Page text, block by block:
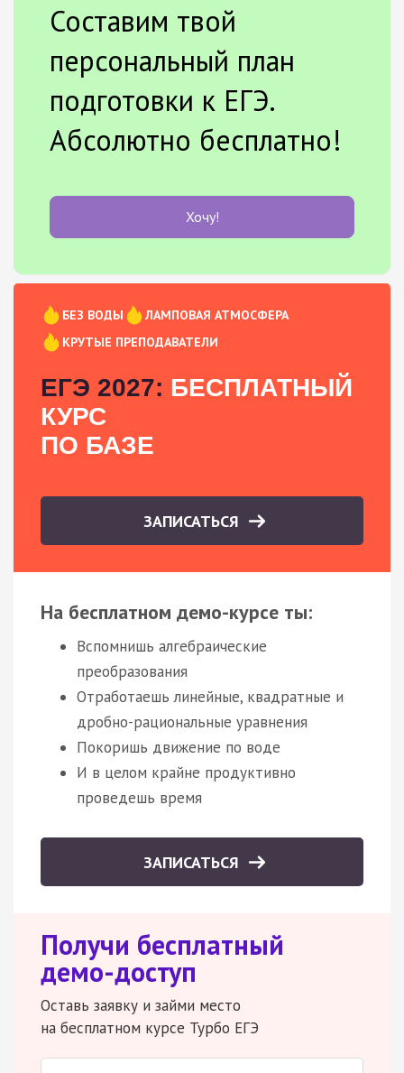
Составим твой
персональный план
подготовки к ЕГЭ.
Абсолютно бесплатно!
Хочу!
БЕЗ ВОДЫ
ЛАМПОВАЯ АТМОСФЕРА
КРУТЫЕ ПРЕПОДАВАТЕЛИ
ЕГЭ 2027: БЕСПЛАТНЫЙ
КУРС
ПО БАЗЕ
ЗАПИСАТЬСЯ
На бесплатном демо-курсе ты:
Вспомнишь алгебраические
преобразования
Отработаешь линейные, квадратные и
дробно-рациональные уравнения
Покоришь движение по воде
И в целом крайне продуктивно
проведешь время
ЗАПИСАТЬСЯ
Получи бесплатный
демо-доступ
Оставь заявку и займи место
на бесплатном курсе Турбо ЕГЭ